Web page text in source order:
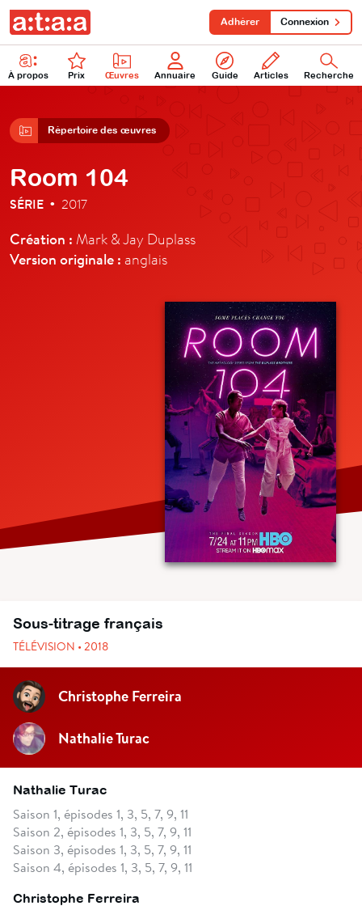
À propos Prix Œuvres Annuaire Guide Articles Recherche
Adhérer Connexion
Répertoire des œuvres
Room 104
SÉRIE • 2017
Création : Mark & Jay Duplass
Version originale : anglais
Sous-titrage français
TÉLÉVISION • 2018
Christophe Ferreira
Nathalie Turac
Nathalie Turac
Saison 1, épisodes 1, 3, 5, 7, 9, 11
Saison 2, épisodes 1, 3, 5, 7, 9, 11
Saison 3, épisodes 1, 3, 5, 7, 9, 11
Saison 4, épisodes 1, 3, 5, 7, 9, 11
Christophe Ferreira